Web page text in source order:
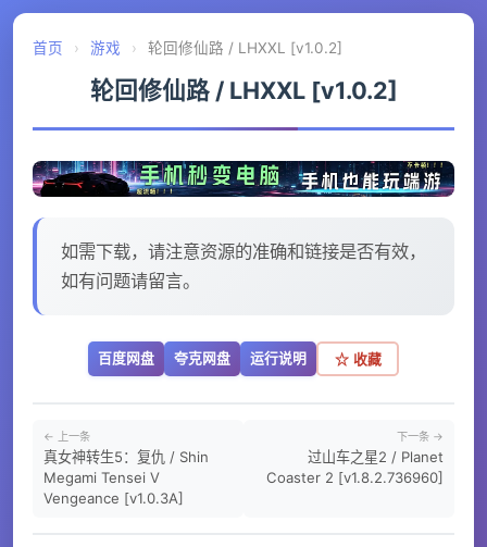
首页 › 游戏 › 轮回修仙路 / LHXXL [v1.0.2]
轮回修仙路 / LHXXL [v1.0.2]
如需下载，请注意资源的准确和链接是否有效，
如有问题请留言。
百度网盘 夸克网盘 运行说明 ☆ 收藏
← 上一条
真女神转生5：复仇 / Shin
Megami Tensei V
Vengeance [v1.0.3A]
下一条 →
过山车之星2 / Planet
Coaster 2 [v1.8.2.736960]